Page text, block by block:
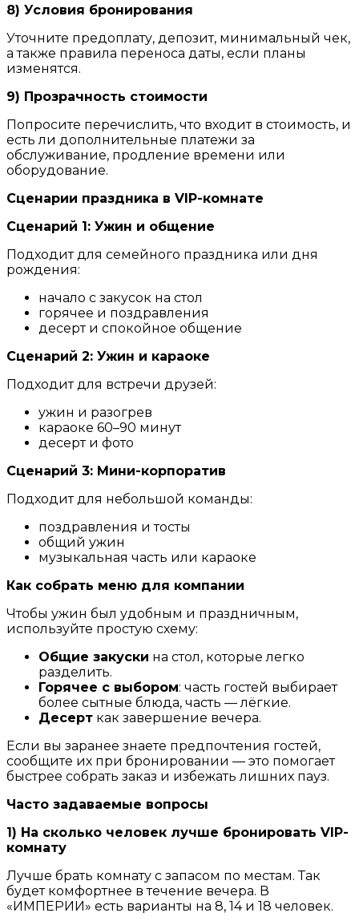
8) Условия бронирования
Уточните предоплату, депозит, минимальный чек,
а также правила переноса даты, если планы
изменятся.
9) Прозрачность стоимости
Попросите перечислить, что входит в стоимость, и
есть ли дополнительные платежи за
обслуживание, продление времени или
оборудование.
Сценарии праздника в VIP-комнате
Сценарий 1: Ужин и общение
Подходит для семейного праздника или дня
рождения:
начало с закусок на стол
горячее и поздравления
десерт и спокойное общение
Сценарий 2: Ужин и караоке
Подходит для встречи друзей:
ужин и разогрев
караоке 60–90 минут
десерт и фото
Сценарий 3: Мини-корпоратив
Подходит для небольшой команды:
поздравления и тосты
общий ужин
музыкальная часть или караоке
Как собрать меню для компании
Чтобы ужин был удобным и праздничным,
используйте простую схему:
Общие закуски на стол, которые легко
разделить.
Горячее с выбором: часть гостей выбирает
более сытные блюда, часть — лёгкие.
Десерт как завершение вечера.
Если вы заранее знаете предпочтения гостей,
сообщите их при бронировании — это помогает
быстрее собрать заказ и избежать лишних пауз.
Часто задаваемые вопросы
1) На сколько человек лучше бронировать VIP-
комнату
Лучше брать комнату с запасом по местам. Так
будет комфортнее в течение вечера. В
«ИМПЕРИИ» есть варианты на 8, 14 и 18 человек.